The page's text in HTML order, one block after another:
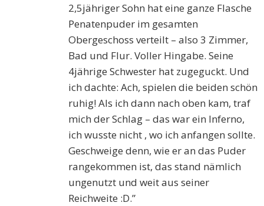
2,5jähriger Sohn hat eine ganze Flasche
Penatenpuder im gesamten
Obergeschoss verteilt – also 3 Zimmer,
Bad und Flur. Voller Hingabe. Seine
4jährige Schwester hat zugeguckt. Und
ich dachte: Ach, spielen die beiden schön
ruhig! Als ich dann nach oben kam, traf
mich der Schlag – das war ein Inferno,
ich wusste nicht , wo ich anfangen sollte.
Geschweige denn, wie er an das Puder
rangekommen ist, das stand nämlich
ungenutzt und weit aus seiner
Reichweite :D.”